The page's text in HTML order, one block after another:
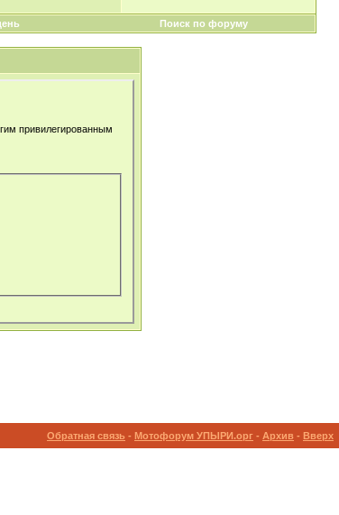
Поиск по форуму
привилегированным
Обратная связь - Мотофорум УПЫРИ.орг - Архив - Вверх